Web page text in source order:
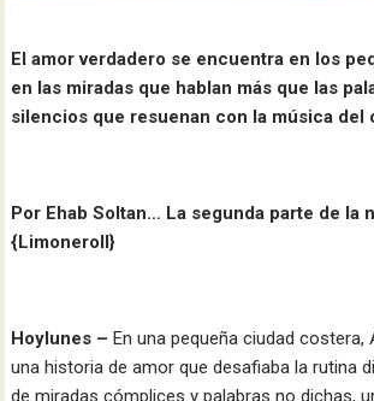
El amor verdadero se encuentra en los
en las miradas que hablan más que las
silencios que resuenan con la música del
Por Ehab Soltan… La segunda parte de la
{LimoneroII}
Hoylunes – En una pequeña ciudad costera,
una historia de amor que desafiaba la rutina
de miradas cómplices y palabras no dichas,